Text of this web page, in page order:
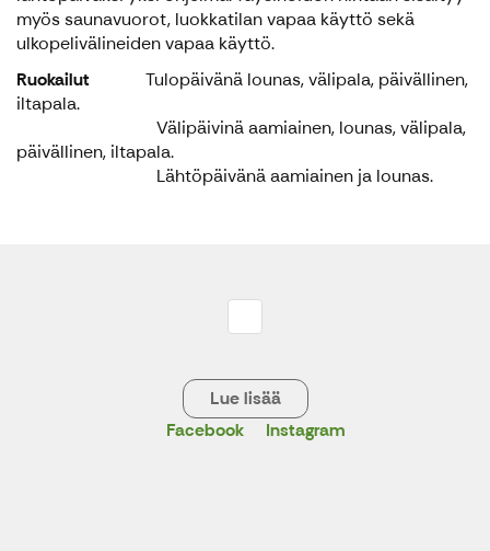
myös saunavuorot, luokkatilan vapaa käyttö sekä
ulkopelivälineiden vapaa käyttö.
Ruokailut
Tulopäivänä lounas, välipala, päivällinen,
iltapala.
Välipäivinä aamiainen, lounas, välipala,
päivällinen, iltapala.
Lähtöpäivänä aamiainen ja lounas.
Lue lisää
Facebook
Instagram